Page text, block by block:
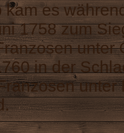
kam es
1758 zum
unter
in der